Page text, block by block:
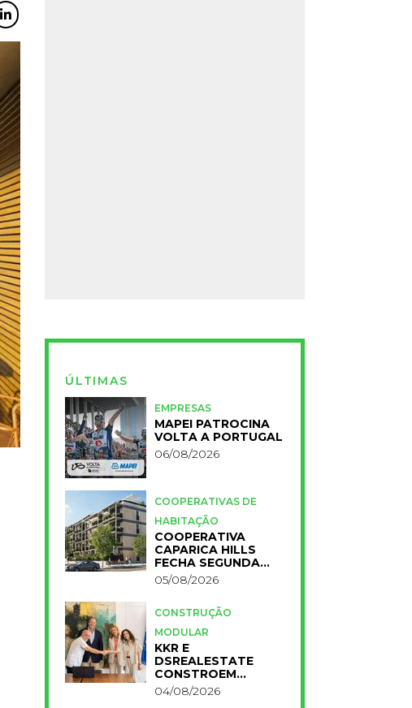
ÚLTIMAS
EMPRESAS
MAPEI PATROCINA
VOLTA A PORTUGAL
06/08/2026
COOPERATIVAS DE
HABITAÇÃO
COOPERATIVA
CAPARICA HILLS
FECHA SEGUNDA
FASE DO PROJETO
05/08/2026
CONSTRUÇÃO
MODULAR
KKR E
DSREALESTATE
CONSTROEM
RESIDÊNCIA
UNIVERSITÁRIA
04/08/2026